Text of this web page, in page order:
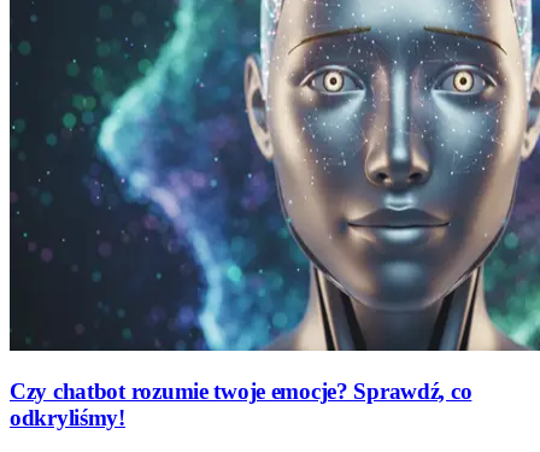
Czy chatbot rozumie twoje emocje? Sprawdź, co
odkryliśmy!